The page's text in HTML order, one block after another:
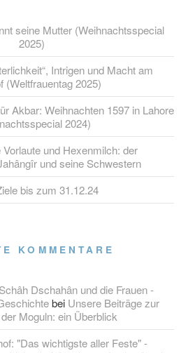
seine Mutter (Weihnachtsspecial
2025)
Intrigen und Macht am
(Weltfrauentag 2025)
Akbar: Weihnachten 1597 in Lahore
2024)
und Hexenmilch: der
und seine Schwestern
bis zum 31.12.24
KOMMENTARE
Dschahân und die Frauen -
bei Unsere Beiträge zur
Moguln: ein Überblick
"Das wichtigste aller Feste" -